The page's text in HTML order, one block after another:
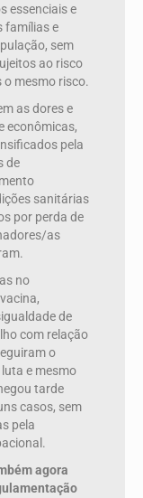
essenciais e
famílias e
sem
ao risco
mesmo risco.
as dores e
econômicas,
pela
de
sanitárias
por perda de
as
no
de
com relação
o
e mesmo
tarde
casos, sem
pela
agora